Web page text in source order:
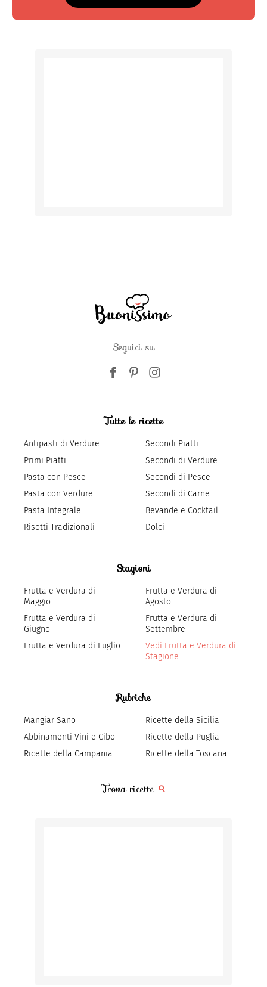
Seguici su
Tutte le ricette
Antipasti di Verdure
Primi Piatti
Pasta con Pesce
Pasta con Verdure
Pasta Integrale
Risotti Tradizionali
Secondi Piatti
Secondi di Verdure
Secondi di Pesce
Secondi di Carne
Bevande e Cocktail
Dolci
Stagioni
Frutta e Verdura di
Maggio
Frutta e Verdura di
Giugno
Frutta e Verdura di Luglio
Frutta e Verdura di
Agosto
Frutta e Verdura di
Settembre
Vedi Frutta e Verdura di
Stagione
Rubriche
Mangiar Sano
Abbinamenti Vini e Cibo
Ricette della Campania
Ricette della Sicilia
Ricette della Puglia
Ricette della Toscana
Trova ricette